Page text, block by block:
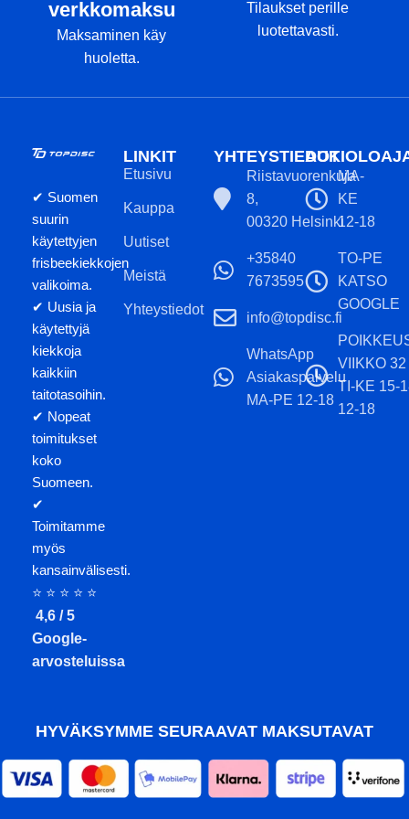
verkkomaksu
Maksaminen käy
huoletta.
Tilaukset perille
luotettavasti.
✔ Suomen
suurin
käytettyjen
frisbeekiekkojen
valikoima.
✔ Uusia ja
käytettyjä
kiekkoja
kaikkiin
taitotasoihin.
✔ Nopeat
toimitukset
koko
Suomeen.
✔
Toimitamme
myös
kansainvälisesti.
⭐ ⭐ ⭐ ⭐ ⭐
4,6 / 5
Google-
arvosteluissa
LINKIT
Etusivu
Kauppa
Uutiset
Meistä
Yhteystiedot
YHTEYSTIEDOT
Riistavuorenkuja
8,
00320 Helsinki
+35840
7673595
info@topdisc.fi
WhatsApp
Asiakaspalvelu
MA-PE 12-18
MA-
KE
12-18
TO-PE
KATSO
GOOGLE
VIIKKO 32
TI-KE 15-
12-18
HYVÄKSYMME SEURAAVAT MAKSUTAVAT